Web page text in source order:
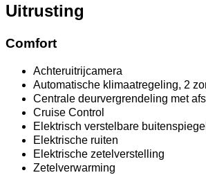
Uitrusting
Comfort
Achteruitrijcamera
Automatische klimaatregeling, 2
Centrale deurvergrendeling met
Cruise Control
Elektrisch verstelbare
Elektrische ruiten
Elektrische zetelverstelling
Zetelverwarming